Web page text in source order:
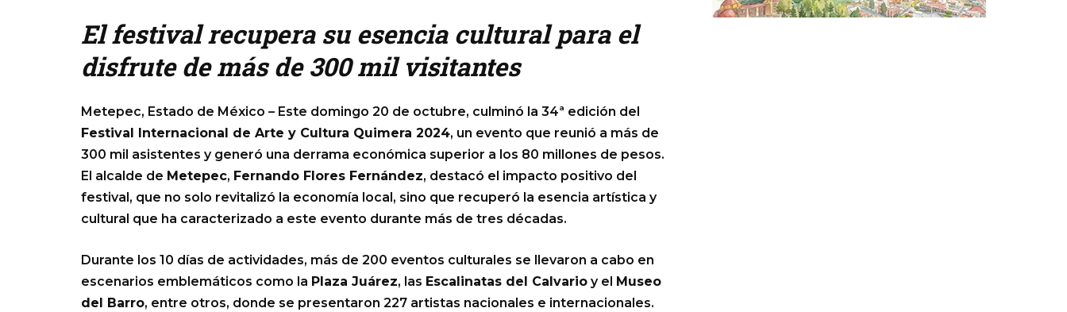
El festival recupera su esencia cultural para el
disfrute de más de 300 mil visitantes
Metepec, Estado de México – Este domingo 20 de octubre, culminó la 34ª edición del
Festival Internacional de Arte y Cultura Quimera 2024, un evento que reunió a más de
300 mil asistentes y generó una derrama económica superior a los 80 millones de pesos.
El alcalde de Metepec, Fernando Flores Fernández, destacó el impacto positivo del
festival, que no solo revitalizó la economía local, sino que recuperó la esencia artística y
cultural que ha caracterizado a este evento durante más de tres décadas.
Durante los 10 días de actividades, más de 200 eventos culturales se llevaron a cabo en
escenarios emblemáticos como la Plaza Juárez, las Escalinatas del Calvario y el Museo
del Barro, entre otros, donde se presentaron 227 artistas nacionales e internacionales.